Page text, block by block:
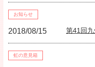
お知らせ
2018/08/15 第41回
虹の意見箱